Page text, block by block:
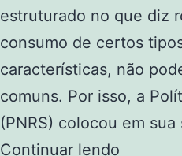
estruturado no que diz
consumo de certos
características, não
comuns. Por isso, a
(PNRS) colocou em
Continuar lendo